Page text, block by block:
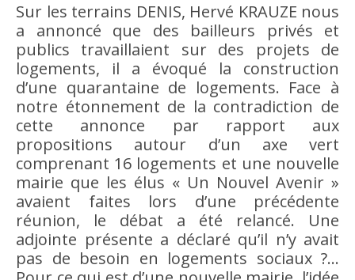
Sur les terrains DENIS, Hervé KRAUZE nous
a annoncé que des bailleurs privés et
publics travaillaient sur des projets de
logements, il a évoqué la construction
d’une quarantaine de logements. Face à
notre étonnement de la contradiction de
cette annonce par rapport aux
propositions autour d’un axe vert
comprenant 16 logements et une nouvelle
mairie que les élus « Un Nouvel Avenir »
avaient faites lors d’une précédente
réunion, le débat a été relancé. Une
adjointe présente a déclaré qu’il n’y avait
pas de besoin en logements sociaux ?…